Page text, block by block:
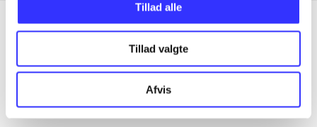
Tillad alle
Tillad valgte
Afvis
Artikler
Alle registrerede artikler fordelt på udgivelser